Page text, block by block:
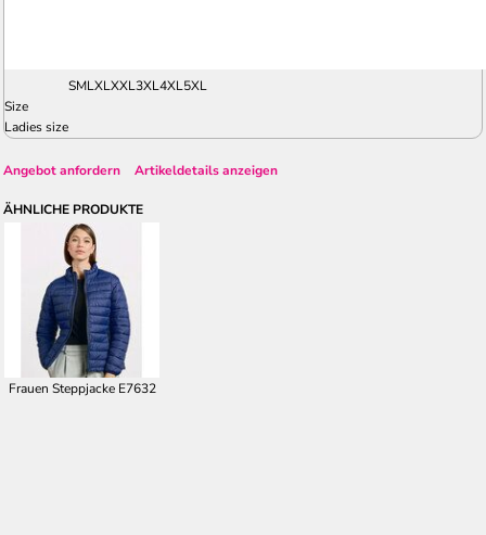
SMLXLXXL3XL4XL5XL
Size
Ladies size
Angebot anfordern Artikeldetails anzeigen
ÄHNLICHE PRODUKTE
Frauen Steppjacke E7632